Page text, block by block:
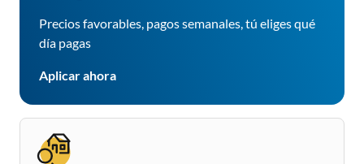
Precios favorables, pagos semanales, tú eliges qué
día pagas
Aplicar ahora